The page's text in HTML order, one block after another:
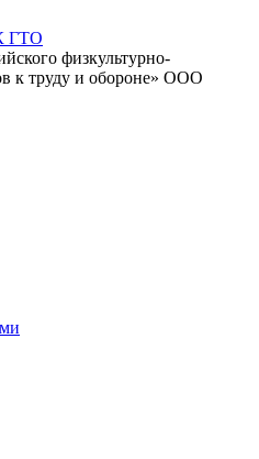
физкультурно-
к труду и обороне» ООО